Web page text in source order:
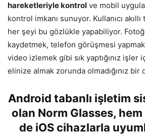
hareketleriyle kontrol ve mobil
kontrol imkanı sunuyor. Kullanıcı
her şeyi bu gözlükle yapabiliyor.
kaydetmek, telefon görüşmesi
video izlemek gibi sık yaptığınız işler
elinize almak zorunda olmadığınız bir
Android tabanlı işletim
olan Norm Glasses,
de iOS cihazlarla